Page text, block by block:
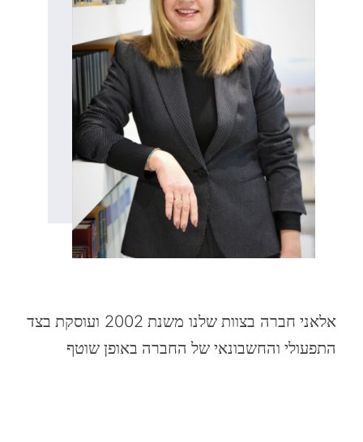
אלאני חברה בצוות שלנו משנת 2002 ועוסקת בצד
התפעולי והחשבונאי של החברה באופן שוטף